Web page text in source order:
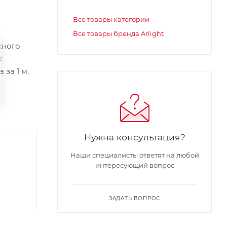
за 1 м.
Все товары категории
Все товары бренда Arlight
Нужна консультация?
Наши специалисты ответят на любой
интересующий вопрос
ЗАДАТЬ ВОПРОС